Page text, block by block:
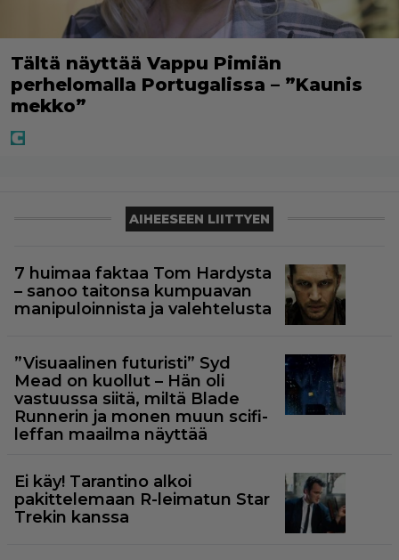
Tältä näyttää Vappu Pimiän
perhelomalla Portugalissa – ”Kaunis
mekko”
AIHEESEEN LIITTYEN
7 huimaa faktaa Tom Hardysta
– sanoo taitonsa kumpuavan
manipuloinnista ja valehtelusta
”Visuaalinen futuristi” Syd
Mead on kuollut – Hän oli
vastuussa siitä, miltä Blade
Runnerin ja monen muun scifi-
leffan maailma näyttää
Ei käy! Tarantino alkoi
pakittelemaan R-leimatun Star
Trekin kanssa